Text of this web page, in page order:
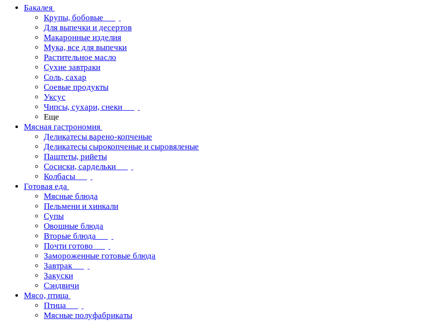
Бакалея
Крупы, бобовые
Для выпечки и десертов
Макаронные изделия
Мука, все для выпечки
Растительное масло
Сухие завтраки
Соль, сахар
Соевые продукты
Уксус
Чипсы, сухари, снеки
Еще
Мясная гастрономия
Деликатесы варено-копченые
Деликатесы сырокопченые и сыровяленые
Паштеты, рийеты
Сосиски, сардельки
Колбасы
Готовая еда
Мясные блюда
Пельмени и хинкали
Супы
Овощные блюда
Вторые блюда
Почти готово
Замороженные готовые блюда
Завтрак
Закуски
Сэндвичи
Мясо, птица
Птица
Мясные полуфабрикаты